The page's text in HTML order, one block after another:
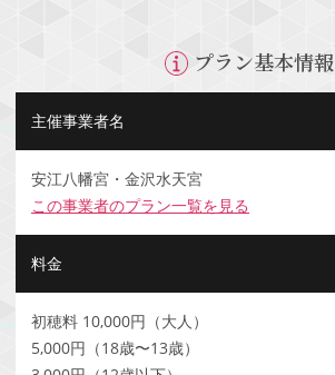
プラン基本情報
主催事業者名
安江八幡宮・金沢水天宮
この事業者のプラン一覧を見る
料金
初穂料 10,000円（大人）
5,000円（18歳〜13歳）